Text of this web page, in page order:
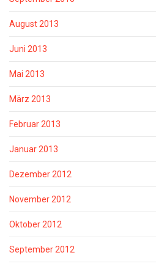
August 2013
Juni 2013
Mai 2013
März 2013
Februar 2013
Januar 2013
Dezember 2012
November 2012
Oktober 2012
September 2012